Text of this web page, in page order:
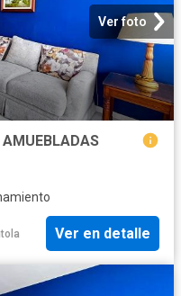
Ver foto
AMUEBLADAS
Ver en detalle